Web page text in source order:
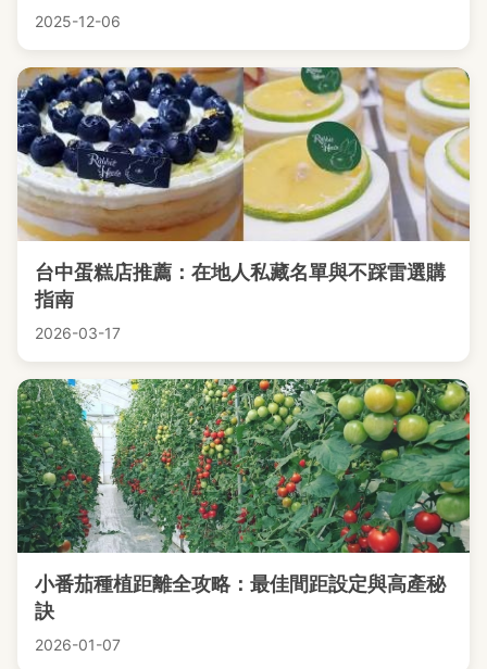
2025-12-06
台中蛋糕店推薦：在地人私藏名單與不踩雷選購
指南
2026-03-17
小番茄種植距離全攻略：最佳間距設定與高產秘
訣
2026-01-07